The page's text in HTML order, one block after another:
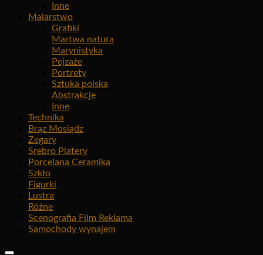
Inne
Malarstwo
Grafiki
Martwa natura
Marynistyka
Pejzaże
Portrety
Sztuka polska
Abstrakcje
Inne
Technika
Brąz Mosiądz
Zegary
Srebro Platery
Porcelana Ceramika
Szkło
Figurki
Lustra
Różne
Scenografia Film Reklama
Samochody wynajem